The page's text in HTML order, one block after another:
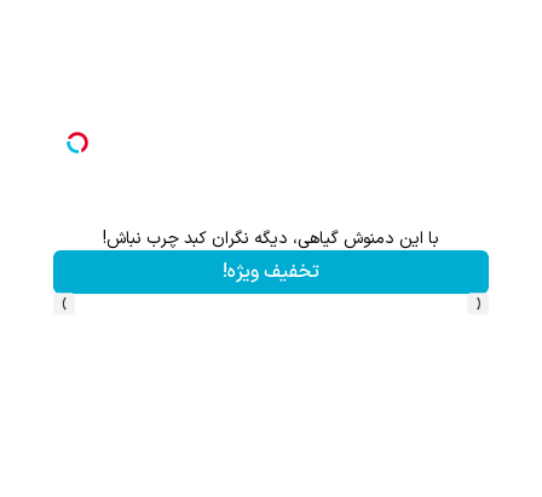
با خرید اول از گریم 200 سوت هدیه بگیر
کلیک کن!
‹
›